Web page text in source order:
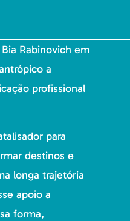
Rabinovich em
a
profissional
para
destinos e
longa trajetória
apoio a
forma,